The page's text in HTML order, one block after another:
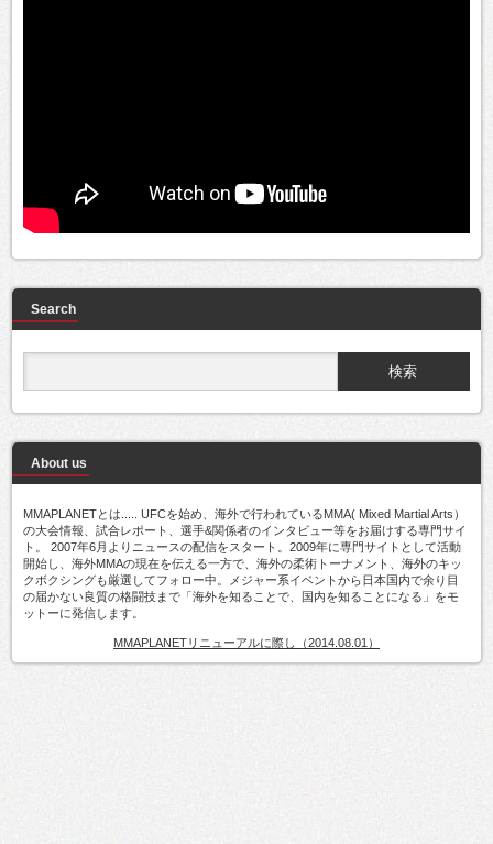
Search
About us
MMAPLANETとは..... UFCを始め、海外で行われているMMA( Mixed Martial Arts）
の大会情報、試合レポート、選手&関係者のインタビュー等をお届けする専門サイ
ト。 2007年6月よりニュースの配信をスタート。2009年に専門サイトとして活動
開始し、海外MMAの現在を伝える一方で、海外の柔術トーナメント、海外のキッ
クボクシングも厳選してフォロー中。メジャー系イベントから日本国内で余り目
の届かない良質の格闘技まで「海外を知ることで、国内を知ることになる」をモ
ットーに発信します。
MMAPLANETリニューアルに際し（2014.08.01）